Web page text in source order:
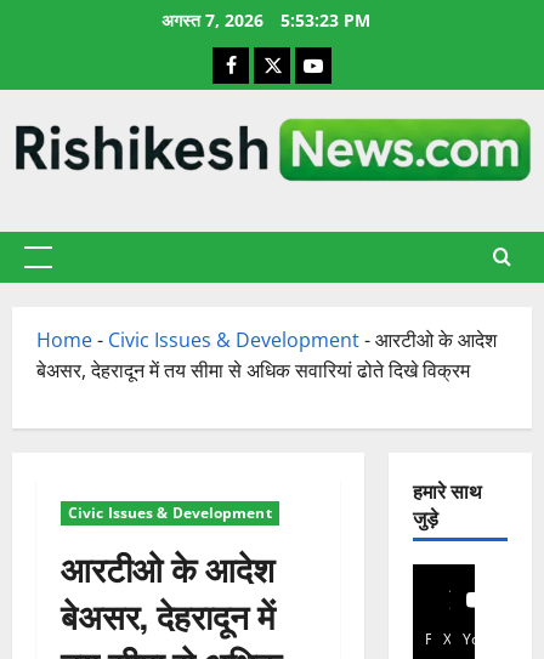
अगस्त 7, 2026 5:53:24 PM
Facebook
X YouTube
प्राथमिक
Home- Civic Issues & Development-आरटीओ के आदेश
बेअसर, देहरादून में तय सीमा से अधिक सवारियां ढोते दिखे विक्रम
Civic Issues & Development
आरटीओ के आदेश
बेअसर, देहरादून में
हमारे साथ
जुड़े
Facebook
X YouTube